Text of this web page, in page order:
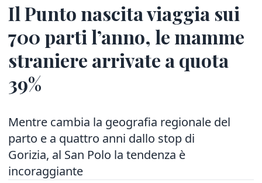
Il Punto nascita viaggia sui
700 parti l’anno, le mamme
straniere arrivate a quota
39%
Mentre cambia la geografia regionale del
parto e a quattro anni dallo stop di
Gorizia, al San Polo la tendenza è
incoraggiante